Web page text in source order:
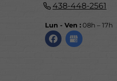
438-448-2561
Lun - Ven :08h – 17h